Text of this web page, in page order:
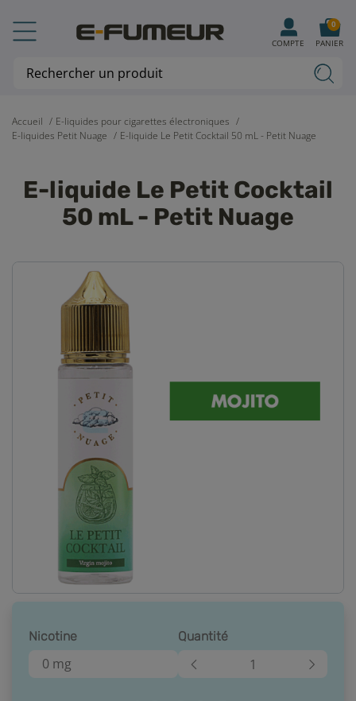
Accueil
E-liquides pour cigarettes électroniques
E-liquides Petit Nuage
E-liquide Le Petit Cocktail 50 mL - Petit Nuage
E-liquide Le Petit Cocktail
50 mL - Petit Nuage
Nicotine
0 mg
Quantité
COMPTE PANIER
0